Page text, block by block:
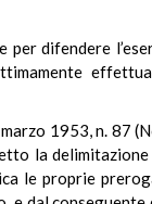
difendere
1953, n. 87
la delimitazione
le proprie